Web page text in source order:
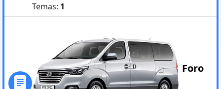
Temas: 1
Foro